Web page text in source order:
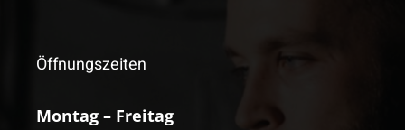
Öffnungszeiten
Montag – Freitag